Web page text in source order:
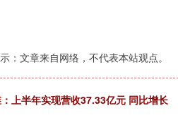
：文章来自网络，不代表本站观点。
上半年实现营收37.33亿元 同比增长